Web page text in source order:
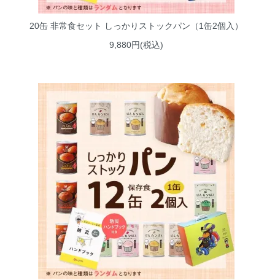
20缶 非常食セット しっかりストックパン（1缶2個入）
9,880円(税込)